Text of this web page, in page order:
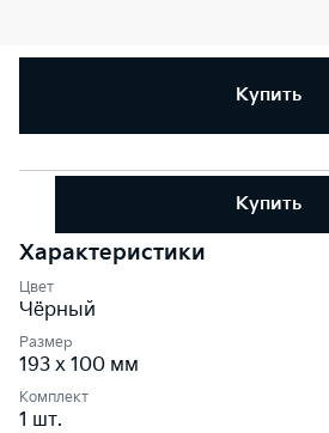
Купить
Купить
Характеристики
Цвет
Чёрный
Размер
193 x 100 мм
Комплект
1 шт.